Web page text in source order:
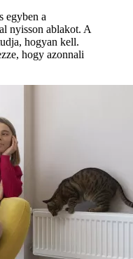
egyben a
nyisson ablakot. A
hogyan kell.
hogy azonnali